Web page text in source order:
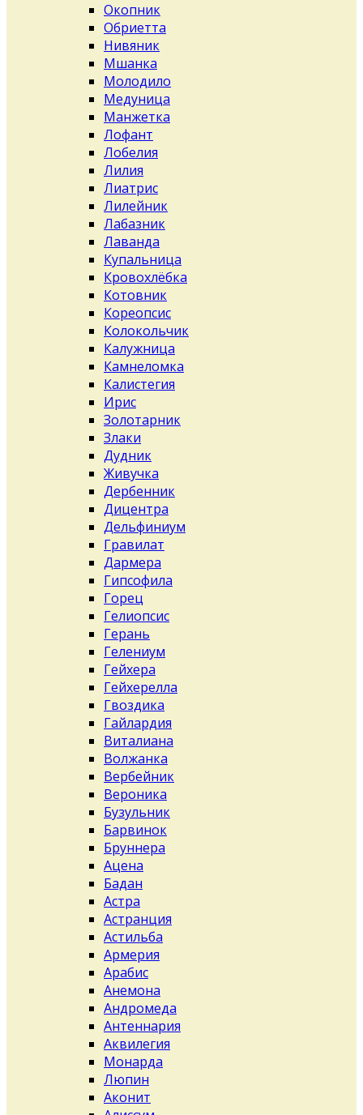
Окопник
Обриетта
Нивяник
Мшанка
Молодило
Медуница
Манжетка
Лофант
Лобелия
Лилия
Лиатрис
Лилейник
Лабазник
Лаванда
Купальница
Кровохлёбка
Котовник
Кореопсис
Колокольчик
Калужница
Камнеломка
Калистегия
Ирис
Золотарник
Злаки
Дудник
Живучка
Дербенник
Дицентра
Дельфиниум
Гравилат
Дармера
Гипсофила
Горец
Гелиопсис
Герань
Гелениум
Гейхера
Гейхерелла
Гвоздика
Гайлардия
Виталиана
Волжанка
Вербейник
Вероника
Бузульник
Барвинок
Бруннера
Ацена
Бадан
Астра
Астранция
Астильба
Армерия
Арабис
Анемона
Андромеда
Антеннария
Аквилегия
Монарда
Люпин
Аконит